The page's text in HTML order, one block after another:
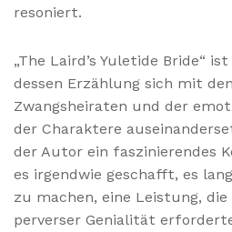
resoniert.
„The Laird’s Yuletide Bride“
dessen Erzählung sich mit
Zwangsheiraten und der
der Charaktere
der Autor ein faszinierendes
es irgendwie geschafft, es
zu machen, eine Leistung, die
perverser Genialität